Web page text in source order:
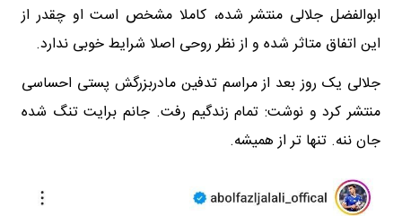
ابوالفضل جلالی منتشر شده، کاملا مشخص است او چقدر از
این اتفاق متاثر شده و از نظر روحی اصلا شرایط خوبی ندارد.
جلالی یک روز بعد از مراسم تدفین مادربزرگش پستی احساسی
منتشر کرد و نوشت: تمام زندگیم رفت. جانم برایت تنگ شده
جان ننه. تنها تر از همیشه.